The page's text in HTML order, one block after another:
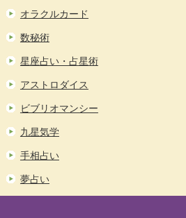
オラクルカード
数秘術
星座占い・占星術
アストロダイス
ビブリオマンシー
九星気学
手相占い
夢占い